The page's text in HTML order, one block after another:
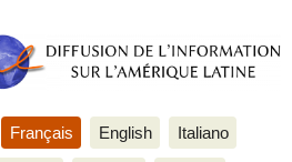
Français English Italiano